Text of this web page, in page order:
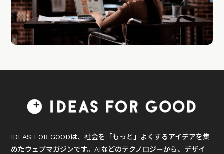
IDEAS FOR GOODは、社会を「もっと」よくするアイデアを集
めたウェブマガジンです。AIなどのテクノロジーから、デザイ